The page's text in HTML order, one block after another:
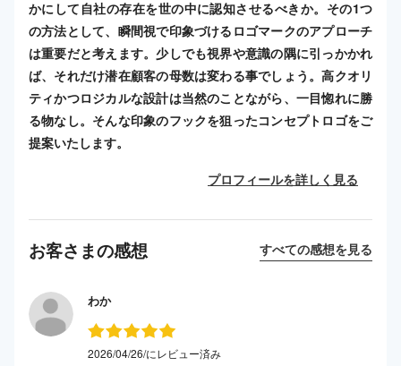
かにして自社の存在を世の中に認知させるべきか。その1つ
の方法として、瞬間視で印象づけるロゴマークのアプローチ
は重要だと考えます。少しでも視界や意識の隅に引っかかれ
ば、それだけ潜在顧客の母数は変わる事でしょう。高クオリ
ティかつロジカルな設計は当然のことながら、一目惚れに勝
る物なし。そんな印象のフックを狙ったコンセプトロゴをご
提案いたします。
プロフィールを詳しく見る
お客さまの感想 すべての感想を見る
わか
2026/04/26/にレビュー済み